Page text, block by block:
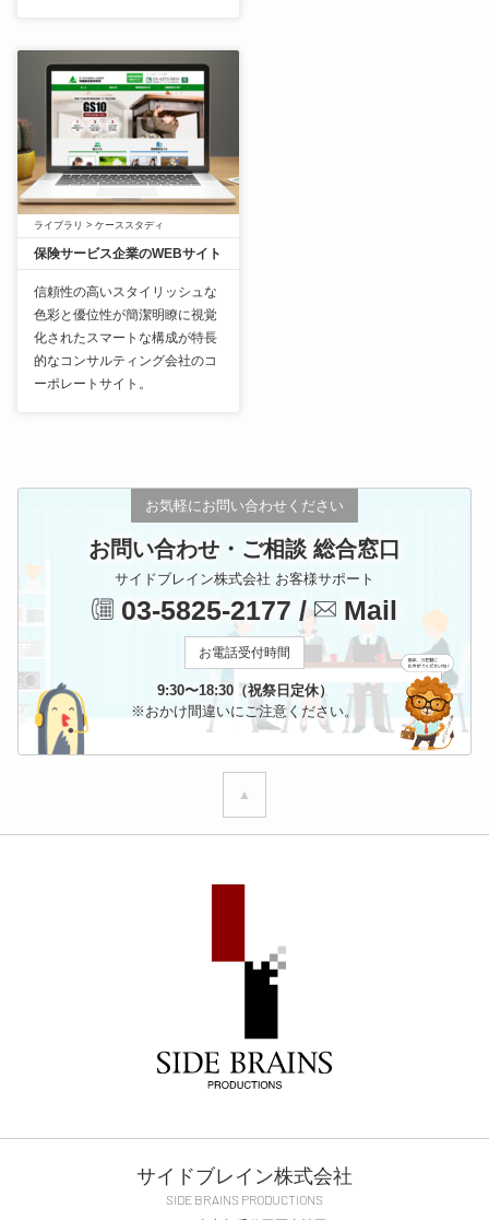
ライブラリ > ケーススタディ
保険サービス企業のWEBサイト
信頼性の高いスタイリッシュな
色彩と優位性が簡潔明瞭に視覚
化されたスマートな構成が特長
的なコンサルティング会社のコ
ーポレートサイト。
お気軽にお問い合わせください
お問い合わせ・ご相談 総合窓口
サイドブレイン株式会社 お客様サポート
03-5825-2177 / Mail
お電話受付時間
9:30〜18:30（祝祭日定休）
※おかけ間違いにご注意ください。
▲
サイドブレイン株式会社
SIDE BRAINS PRODUCTIONS